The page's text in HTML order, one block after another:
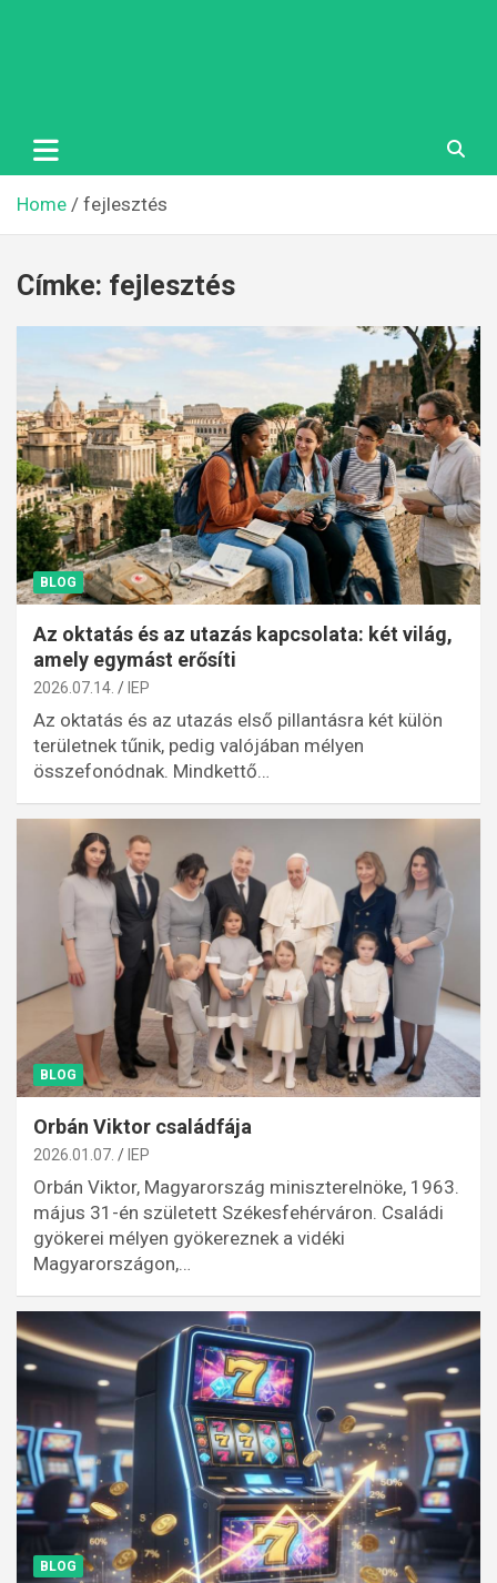
Home fejlesztés
Címke: fejlesztés
BLOG
Az oktatás és az utazás kapcsolata: két világ,
amely egymást erősíti
2026.07.14. IEP
Az oktatás és az utazás első pillantásra két külön
területnek tűnik, pedig valójában mélyen
összefonódnak. Mindkettő…
BLOG
Orbán Viktor családfája
2026.01.07. IEP
Orbán Viktor, Magyarország miniszterelnöke, 1963.
május 31-én született Székesfehérváron. Családi
gyökerei mélyen gyökereznek a vidéki
Magyarországon,…
BLOG